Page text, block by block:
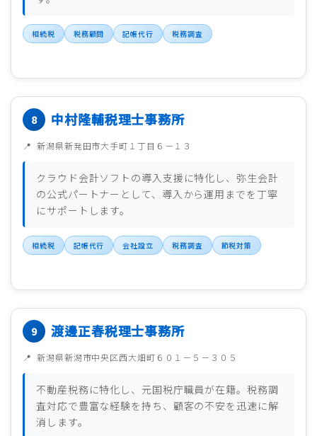
相続税 税務顧問 記帳代行 税務調査
中村隆輔税理士事務所
新潟県新発田市大手町１丁目６－１３
クラウド会計ソフトの導入支援に特化し、弥生会計
の公式パートナーとして、導入から運用までを丁寧
にサポートします。
相続税 記帳代行 会社設立 税務調査 節税対策
渡邊正春税理士事務所
新潟県新潟市中央区西大畑町６０１－５－３０５
不動産税務に特化し、元国税庁職員が在籍。税務調
査対応で豊富な経験を持ち、顧客の不安を迅速に解
消します。